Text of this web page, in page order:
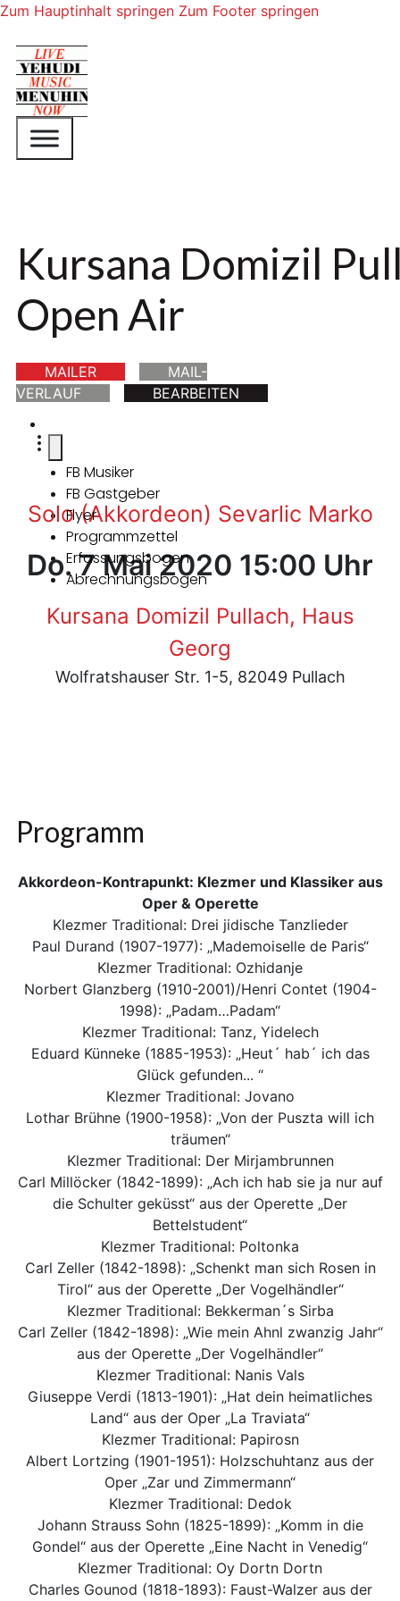
Zum Hauptinhalt springen Zum Footer springen
Kursana Domizil
Open Air
MAILER
MAIL-
VERLAUF
BEARBEITEN
FB Musiker
FB Gastgeber
Flyer
Programmzettel
Erfassungsbogen
Abrechnungsbogen
Solo (Akkordeon) Sevarlic Marko
Do. 7 Mai 2020 15:00 Uhr
Kursana Domizil Pullach, Haus
Georg
Wolfratshauser Str. 1-5, 82049 Pullach
Programm
Akkordeon-Kontrapunkt: Klezmer und Klassiker aus
Oper & Operette
Klezmer Traditional: Drei jidische Tanzlieder
Paul Durand (1907-1977): „Mademoiselle de Paris“
Klezmer Traditional: Ozhidanje
Norbert Glanzberg (1910-2001)/Henri Contet (1904-
1998): „Padam…Padam“
Klezmer Traditional: Tanz, Yidelech
Eduard Künneke (1885-1953): „Heut´ hab´ ich das
Glück gefunden... “
Klezmer Traditional: Jovano
Lothar Brühne (1900-1958): „Von der Puszta will ich
träumen“
Klezmer Traditional: Der Mirjambrunnen
Carl Millöcker (1842-1899): „Ach ich hab sie ja nur auf
die Schulter geküsst“ aus der Operette „Der
Bettelstudent“
Klezmer Traditional: Poltonka
Carl Zeller (1842-1898): „Schenkt man sich Rosen in
Tirol“ aus der Operette „Der Vogelhändler“
Klezmer Traditional: Bekkerman´s Sirba
Carl Zeller (1842-1898): „Wie mein Ahnl zwanzig Jahr“
aus der Operette „Der Vogelhändler“
Klezmer Traditional: Nanis Vals
Giuseppe Verdi (1813-1901): „Hat dein heimatliches
Land“ aus der Oper „La Traviata“
Klezmer Traditional: Papirosn
Albert Lortzing (1901-1951): Holzschuhtanz aus der
Oper „Zar und Zimmermann“
Klezmer Traditional: Dedok
Johann Strauss Sohn (1825-1899): „Komm in die
Gondel“ aus der Operette „Eine Nacht in Venedig“
Klezmer Traditional: Oy Dortn Dortn
Charles Gounod (1818-1893): Faust-Walzer aus der